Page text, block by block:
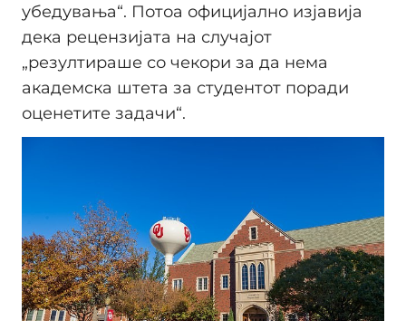
убедувања“. Потоа официјално изјавија
дека рецензијата на случајот
„резултираше со чекори за да нема
академска штета за студентот поради
оценетите задачи“.